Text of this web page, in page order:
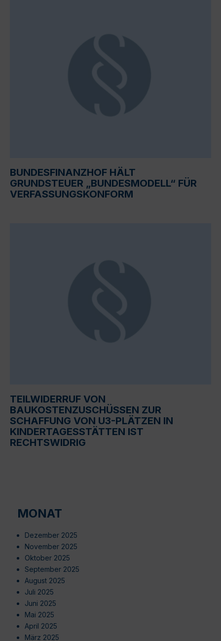
BUNDESFINANZHOF HÄLT
GRUNDSTEUER „BUNDESMODELL“ FÜR
VERFASSUNGSKONFORM
TEILWIDERRUF VON
BAUKOSTENZUSCHÜSSEN ZUR
SCHAFFUNG VON U3-PLÄTZEN IN
KINDERTAGESSTÄTTEN IST
RECHTSWIDRIG
MONAT
Dezember 2025
November 2025
Oktober 2025
September 2025
August 2025
Juli 2025
Juni 2025
Mai 2025
April 2025
März 2025